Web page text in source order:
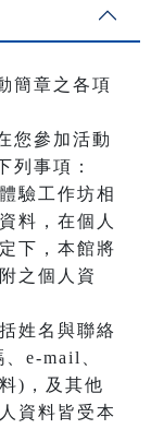
簡章之各項
您參加活動
列事項：
驗工作坊相
料，在個人
下，本館將
之個人資
姓名與聯絡
e-mail、
)，及其他
資料皆受本